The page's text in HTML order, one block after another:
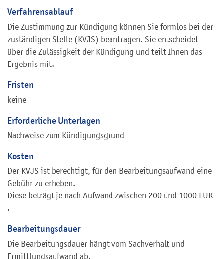
Verfahrensablauf
Die Zustimmung zur Kündigung können Sie formlos bei der
zuständigen Stelle (KVJS) beantragen. Sie entscheidet
über die Zulässigkeit der Kündigung und teilt Ihnen das
Ergebnis mit.
Fristen
keine
Erforderliche Unterlagen
Nachweise zum Kündigungsgrund
Kosten
Der KVJS ist berechtigt, für den Bearbeitungsaufwand eine
Gebühr zu erheben.
Diese beträgt je nach Aufwand zwischen 200 und 1000 EUR
.
Bearbeitungsdauer
Die Bearbeitungsdauer hängt vom Sachverhalt und
Ermittlungsaufwand ab.